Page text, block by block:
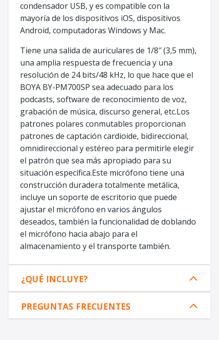
condensador USB, y es compatible con la
mayoría de los dispositivos iOS, dispositivos
Android, computadoras Windows y Mac.
Tiene una salida de auriculares de 1/8″ (3,5 mm),
una amplia respuesta de frecuencia y una
resolución de 24 bits/48 kHz, lo que hace que el
BOYA BY-PM700SP sea adecuado para los
podcasts, software de reconocimiento de voz,
grabación de música, discurso general, etc.Los
patrones polares conmutables proporcionan
patrones de captación cardioide, bidireccional,
omnidireccional y estéreo para permitirle elegir
el patrón que sea más apropiado para su
situación específica.Este micrófono tiene una
construcción duradera totalmente metálica,
incluye un soporte de escritorio que puede
ajustar el micrófono en varios ángulos
deseados, también la funcionalidad de doblando
el micrófono hacia abajo para el
almacenamiento y el transporte también.
¿QUÉ INCLUYE?
PREGUNTAS FRECUENTES